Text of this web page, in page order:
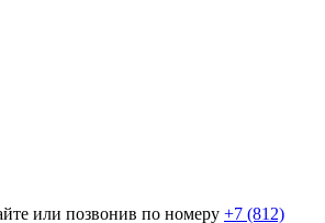
или позвонив по номеру +7 (812)